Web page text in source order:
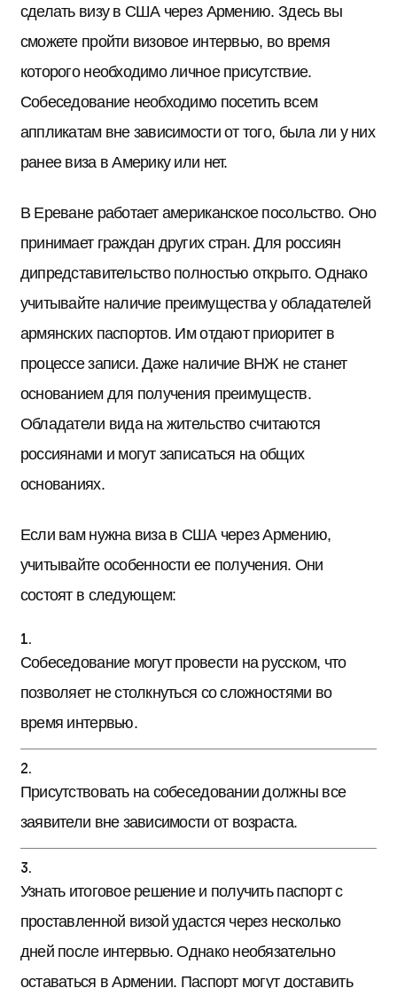
сделать визу в США через Армению. Здесь вы
сможете пройти визовое интервью, во время
которого необходимо личное присутствие.
Собеседование необходимо посетить всем
аппликатам вне зависимости от того, была ли у них
ранее виза в Америку или нет.
В Ереване работает американское посольство. Оно
принимает граждан других стран. Для россиян
дипредставительство полностью открыто. Однако
учитывайте наличие преимущества у обладателей
армянских паспортов. Им отдают приоритет в
процессе записи. Даже наличие ВНЖ не станет
основанием для получения преимуществ.
Обладатели вида на жительство считаются
россиянами и могут записаться на общих
основаниях.
Если вам нужна виза в США через Армению,
учитывайте особенности ее получения. Они
состоят в следующем:
Собеседование могут провести на русском, что
позволяет не столкнуться со сложностями во
время интервью.
Присутствовать на собеседовании должны все
заявители вне зависимости от возраста.
Узнать итоговое решение и получить паспорт с
проставленной визой удастся через несколько
дней после интервью. Однако необязательно
оставаться в Армении. Паспорт могут доставить